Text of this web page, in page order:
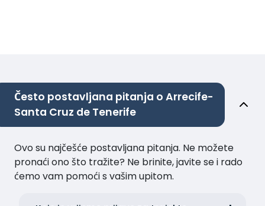
Često postavljana pitanja o Arrecife-
Santa Cruz de Tenerife
Ovo su najčešće postavljana pitanja. Ne možete
pronaći ono što tražite? Ne brinite, javite se i rado
ćemo vam pomoći s vašim upitom.